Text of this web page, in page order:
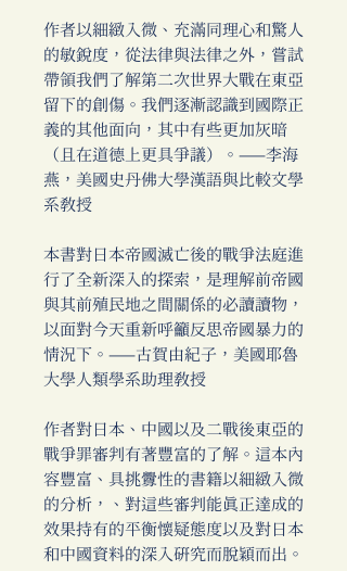
作者以細緻入微、充滿同理心和驚人
的敏銳度，從法律與法律之外，嘗試
帶領我們了解第二次世界大戰在東亞
留下的創傷。我們逐漸認識到國際正
義的其他面向，其中有些更加灰暗
（且在道德上更具爭議）。——李海
燕，美國史丹佛大學漢語與比較文學
系教授
本書對日本帝國滅亡後的戰爭法庭進
行了全新深入的探索，是理解前帝國
與其前殖民地之間關係的必讀讀物，
以面對今天重新呼籲反思帝國暴力的
情況下。——古賀由紀子，美國耶魯
大學人類學系助理教授
作者對日本、中國以及二戰後東亞的
戰爭罪審判有著豐富的了解。這本內
容豐富、具挑釁性的書籍以細緻入微
的分析，、對這些審判能真正達成的
效果持有的平衡懷疑態度以及對日本
和中國資料的深入研究而脫穎而出。